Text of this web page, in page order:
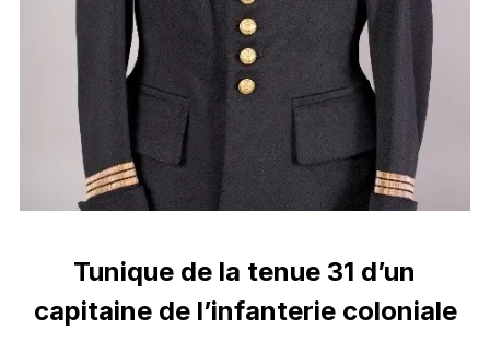
Tunique de la tenue 31 d’un
capitaine de l’infanterie coloniale